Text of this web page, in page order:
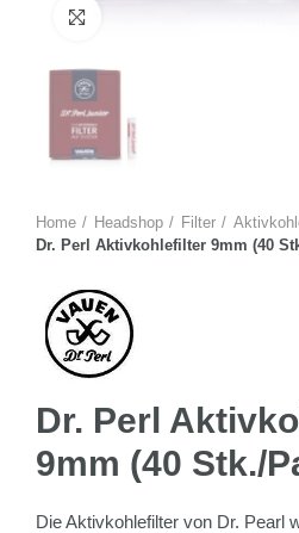
Home Headshop Filter
Dr. Perl Aktivkohlefilter 9mm (40
Dr. Perl
9mm (40 Stk./
Die Aktivkohlefilter von Dr. Pearl